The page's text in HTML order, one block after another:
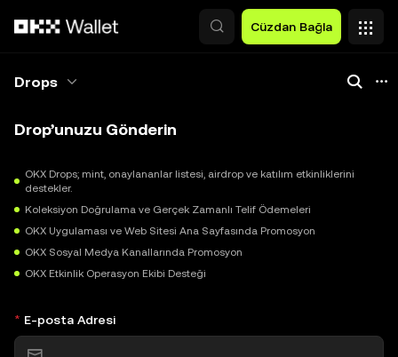
Cüzdan Bağla
Drops
Drop’unuzu Gönderin
OKX Drops; mint, onaylananlar listesi, airdrop ve katılım etkinliklerini
destekler.
Koleksiyon Doğrulama ve Gerçek Zamanlı Telif Ödemeleri
OKX Uygulaması ve Web Sitesi Ana Sayfasında Promosyon
OKX Sosyal Medya Kanallarında Promosyon
OKX Etkinlik Operasyon Ekibi Desteği
E-posta Adresi